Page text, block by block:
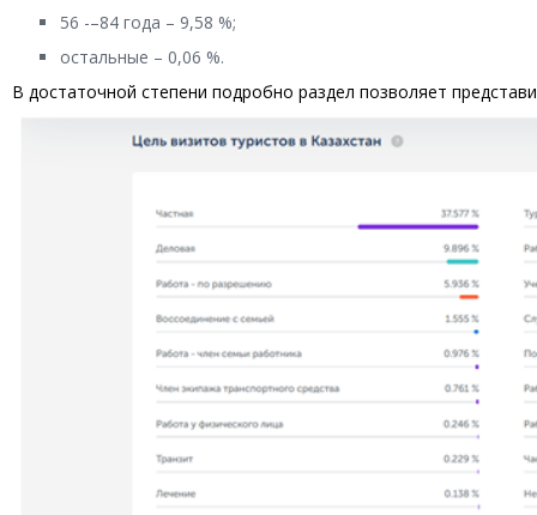
56 -–84 года – 9,58 %;
остальные – 0,06 %.
В достаточной степени подробно раздел позволяет